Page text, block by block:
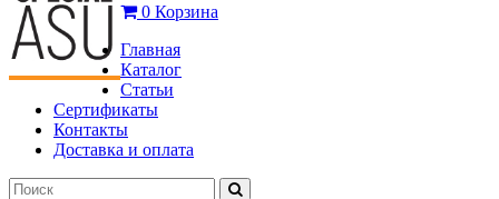
0 Корзина
Главная
Каталог
Статьи
Сертификаты
Контакты
Доставка и оплата